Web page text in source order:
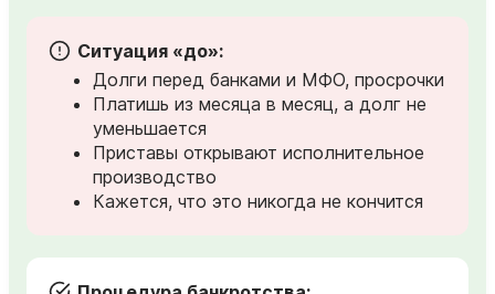
Ситуация «до»:
Долги перед банками и МФО, просрочки
Платишь из месяца в месяц, а долг не
уменьшается
Приставы открывают исполнительное
производство
Кажется, что это никогда не кончится